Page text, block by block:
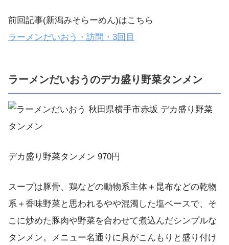
前回記事(新潟みそらーめん)はこちら
ラーメンだいおう・訪問・3回目
ラーメンだいおうのデカ盛り野菜タンメン
デカ盛り野菜タンメン 970円
スープは豚骨、鶏などの動物系主体＋昆布などの乾物
系＋香味野菜と思われるやや混濁した塩ベースで、そ
こに炒めた豚肉や野菜を合わせて煮込んだシンプルな
タンメン。メニュー名通りに具がこんもりと盛り付け